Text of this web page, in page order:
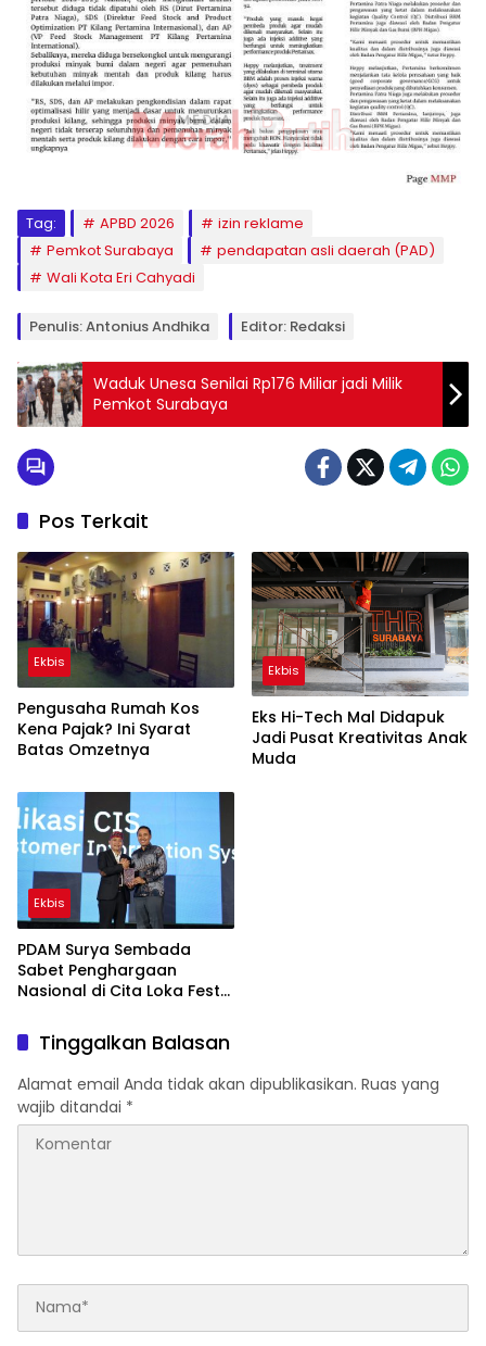
Tag: APBD 2026
izin reklame
Pemkot Surabaya
pendapatan asli daerah (PAD)
Wali Kota Eri Cahyadi
Penulis: Antonius Andhika Editor: Redaksi
Waduk Unesa Senilai Rp176 Miliar jadi Milik
Pemkot Surabaya
Pos Terkait
Ekbis
Pengusaha Rumah Kos
Kena Pajak? Ini Syarat
Batas Omzetnya
Ekbis
Eks Hi-Tech Mal Didapuk
Jadi Pusat Kreativitas Anak
Muda
Ekbis
PDAM Surya Sembada
Sabet Penghargaan
Nasional di Cita Loka Fest
Tinggalkan Balasan
Alamat email Anda tidak akan dipublikasikan. Ruas yang
wajib ditandai *